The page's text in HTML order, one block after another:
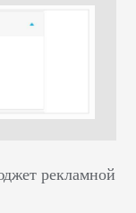
рекламной